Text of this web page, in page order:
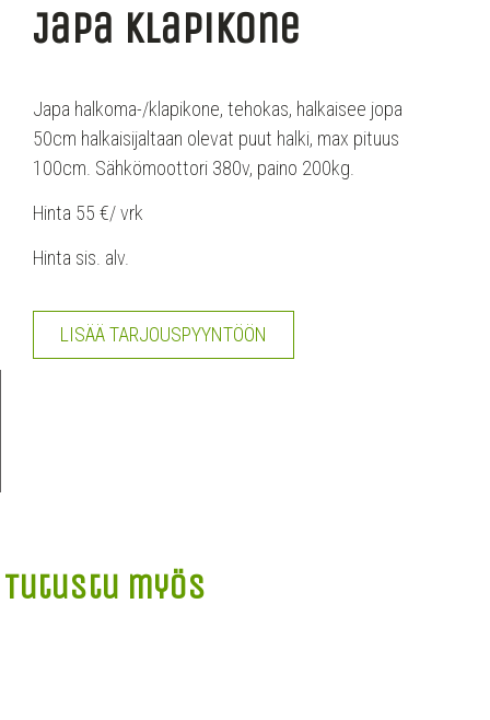
Japa Klapikone
Japa halkoma-/klapikone, tehokas, halkaisee jopa
50cm halkaisijaltaan olevat puut halki, max pituus
100cm. Sähkömoottori 380v, paino 200kg.
Hinta 55 €/ vrk
Hinta sis. alv.
LISÄÄ TARJOUSPYYNTÖÖN
Tutustu myös